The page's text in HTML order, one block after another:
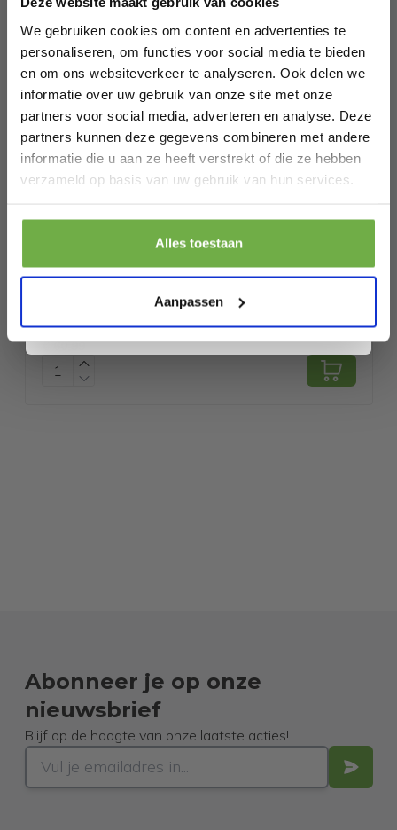
We gebruiken cookies om content en advertenties te
personaliseren, om functies voor social media te bieden
en om ons websiteverkeer te analyseren. Ook delen we
informatie over uw gebruik van onze site met onze
partners voor social media, adverteren en analyse. Deze
partners kunnen deze gegevens combineren met andere
informatie die u aan ze heeft verstrekt of die ze hebben
verzameld op basis van uw gebruik van hun services.
Alles toestaan
Aanpassen
1 x kerstboom
1 x instructie
Specificaties
Artikelnummer
CM22806
6095804259260
SKU
138436490
Gerelateerde producten
Coast Kunstkerstboom Met Metalen
Voet En PVC Naalden - 180 cm
€ 60,99
Abonneer je op onze
nieuwsbrief
Blijf op de hoogte van onze laatste acties!
Bij 2dekansje.com profiteer je van
kortingen tot wel 70%.
Laat ons weten wanneer je jarig bent
Pak € 5,- korting
. Je kunt je op elk moment weer afmelden.